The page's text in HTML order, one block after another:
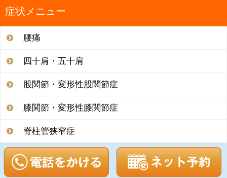
症状メニュー
腰痛
四十肩・五十肩
股関節・変形性股関節症
膝関節・変形性膝関節症
脊柱管狭窄症
腰部ヘルニア